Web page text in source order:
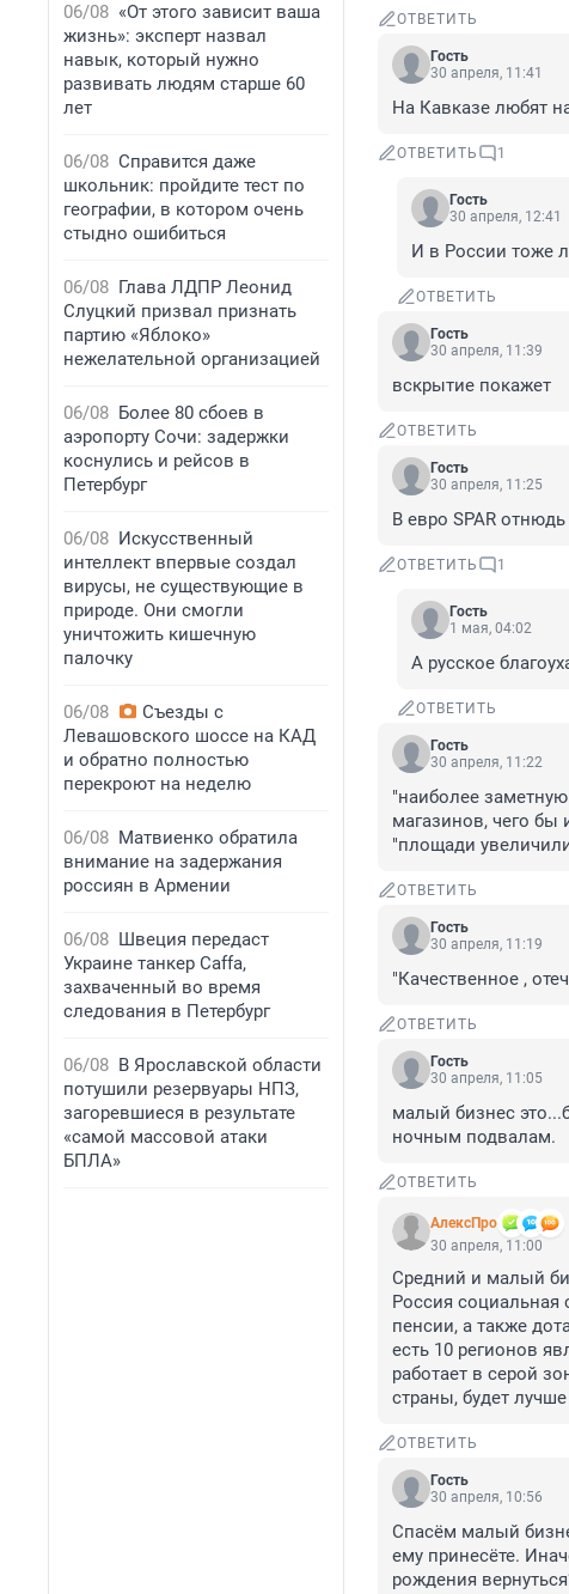
06/08 «От этого зависит ваша
жизнь»: эксперт назвал
навык, который нужно
развивать людям старше 60
лет
06/08 Справится даже
школьник: пройдите тест по
географии, в котором очень
стыдно ошибиться
06/08 Глава ЛДПР Леонид
Слуцкий призвал признать
партию «Яблоко»
нежелательной организацией
06/08 Более 80 сбоев в
аэропорту Сочи: задержки
коснулись и рейсов в
Петербург
06/08 Искусственный
интеллект впервые создал
вирусы, не существующие в
природе. Они смогли
уничтожить кишечную
палочку
06/08
Съезды с
Левашовского шоссе на КАД
и обратно полностью
перекроют на неделю
06/08 Матвиенко обратила
внимание на задержания
россиян в Армении
06/08 Швеция передаст
Украине танкер Caffa,
захваченный во время
следования в Петербург
06/08 В Ярославской области
потушили резервуары НПЗ,
загоревшиеся в результате
«самой массовой атаки
БПЛА»
ОТВЕТИТЬ
Гость
30 апреля, 11:41
На Кавказе любят
ОТВЕТИТЬ 1
Гость
30 апреля, 12:41
И в России тоже
ОТВЕТИТЬ
Гость
30 апреля, 11:39
вскрытие покажет
ОТВЕТИТЬ
Гость
30 апреля, 11:25
В евро SPAR
ОТВЕТИТЬ 1
Гость
1 мая, 04:02
А русское
ОТВЕТИТЬ
Гость
30 апреля, 11:22
"наиболее
магазинов, чего
"площади
ОТВЕТИТЬ
Гость
30 апреля, 11:19
"Качественное ,
ОТВЕТИТЬ
Гость
30 апреля, 11:05
малый бизнес
ночным подвалам.
ОТВЕТИТЬ
АлексПро
30 апреля, 11:00
Средний и малый
Россия социальная
пенсии, а также
есть 10 регионов
работает в серой
страны, будет
ОТВЕТИТЬ
Гость
30 апреля, 10:56
Спасём малый
ему принесёте.
рождения